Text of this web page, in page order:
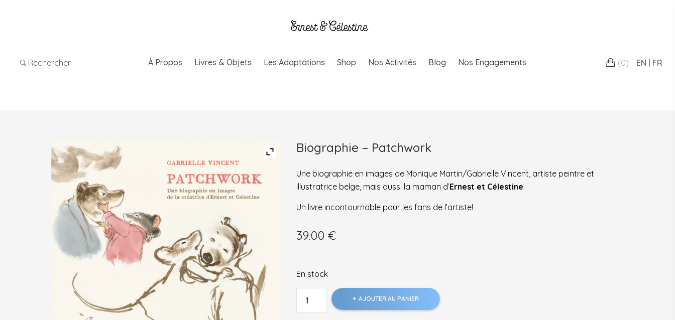
Rechercher À Propos Livres & Objets Les Adaptations Shop Nos Activités Blog Nos Engagements (0) EN FR
Biographie – Patchwork
Une biographie en images de Monique Martin/Gabrielle Vincent, artiste peintre et
illustratrice belge, mais aussi la maman d’Ernest et Célestine.
Un livre incontournable pour les fans de l’artiste!
39.00 €
En stock
AJOUTER AU PANIER